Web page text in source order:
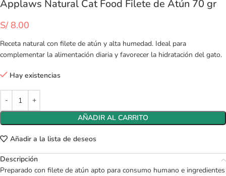
Applaws Natural Cat Food Filete de Atún 70 gr
S/8.00
Receta natural con filete de atún y alta humedad. Ideal para
complementar la alimentación diaria y favorecer la hidratación del gato.
Hay existencias
AÑADIR AL CARRITO
Añadir a la lista de deseos
Descripción
Preparado con filete de atún apto para consumo humano e ingredientes